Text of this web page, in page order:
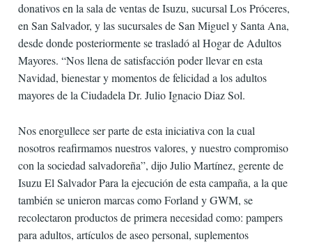
donativos en la sala de ventas de Isuzu, sucursal Los Próceres,
en San Salvador, y las sucursales de San Miguel y Santa Ana,
desde donde posteriormente se trasladó al Hogar de Adultos
Mayores. “Nos llena de satisfacción poder llevar en esta
Navidad, bienestar y momentos de felicidad a los adultos
mayores de la Ciudadela Dr. Julio Ignacio Diaz Sol.
Nos enorgullece ser parte de esta iniciativa con la cual
nosotros reafirmamos nuestros valores, y nuestro compromiso
con la sociedad salvadoreña”, dijo Julio Martínez, gerente de
Isuzu El Salvador Para la ejecución de esta campaña, a la que
también se unieron marcas como Forland y GWM, se
recolectaron productos de primera necesidad como: pampers
para adultos, artículos de aseo personal, suplementos